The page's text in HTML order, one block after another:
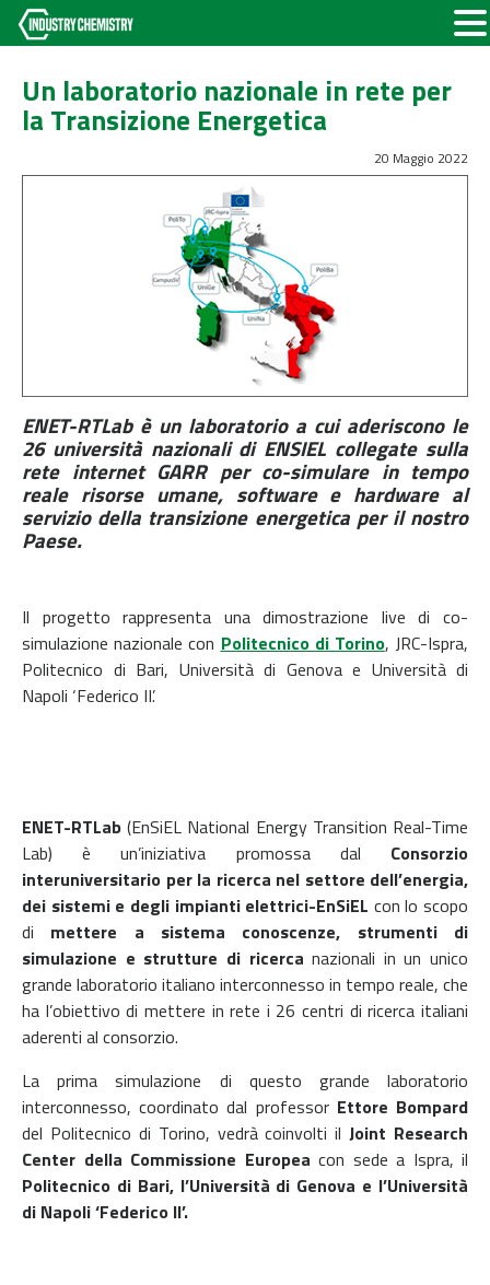
Un laboratorio nazionale in rete per
la Transizione Energetica
20 Maggio 2022
ENET-RTLab è un laboratorio a cui aderiscono le
26 università nazionali di ENSIEL collegate sulla
rete internet GARR per co-simulare in tempo
reale risorse umane, software e hardware al
servizio della transizione energetica per il nostro
Paese.
Il progetto rappresenta una dimostrazione live di co-
simulazione nazionale con Politecnico di Torino, JRC-Ispra,
Politecnico di Bari, Università di Genova e Università di
Napoli ‘Federico II’.
ENET-RTLab (EnSiEL National Energy Transition Real-Time
Lab) è un’iniziativa promossa dal Consorzio
interuniversitario per la ricerca nel settore dell’energia,
dei sistemi e degli impianti elettrici-EnSiEL con lo scopo
di mettere a sistema conoscenze, strumenti di
simulazione e strutture di ricerca nazionali in un unico
grande laboratorio italiano interconnesso in tempo reale, che
ha l’obiettivo di mettere in rete i 26 centri di ricerca italiani
aderenti al consorzio.
La prima simulazione di questo grande laboratorio
interconnesso, coordinato dal professor Ettore Bompard
del Politecnico di Torino, vedrà coinvolti ilJoint Research
Center della Commissione Europea con sede a Ispra, il
Politecnico di Bari, l’Università di Genova e l’Università
di Napoli ‘Federico II’.